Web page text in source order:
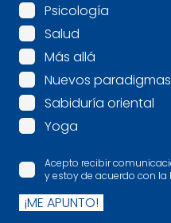
Psicología
Salud
Más allá
Nuevos
Sabiduría oriental
Yoga
Acepto recibir
y estoy de acuerdo con
¡ME APUNTO!